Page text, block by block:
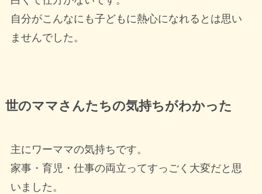
自分がこんなにも子どもに熱心になれるとは思い
ませんでした。
世のママさんたちの気持ちがわかった
主にワーママの気持ちです。
家事・育児・仕事の両立ってすっごく大変だと思
いました。